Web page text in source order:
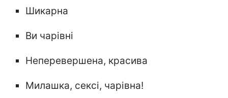
Шикарна
Ви чарівні
Неперевершена, красива
Милашка, сексі, чарівна!